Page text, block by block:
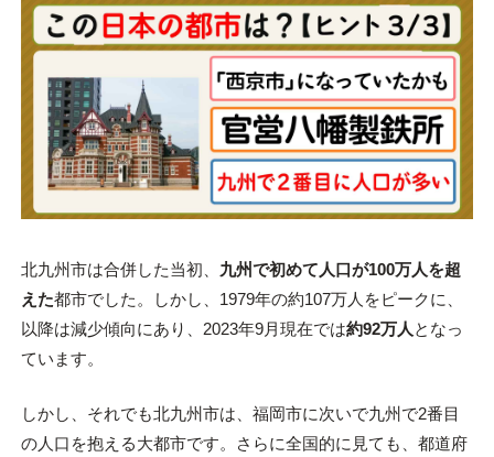
北九州市は合併した当初、 九州で初めて人口が100万人を超
えた都市でした。しかし、1979年の約107万人をピークに、
以降は減少傾向にあり、2023年9月現在では約92万人 となっ
ています。
しかし、それでも北九州市は、福岡市に次いで九州で2番目
の人口を抱える大都市です。さらに全国的に見ても、都道府